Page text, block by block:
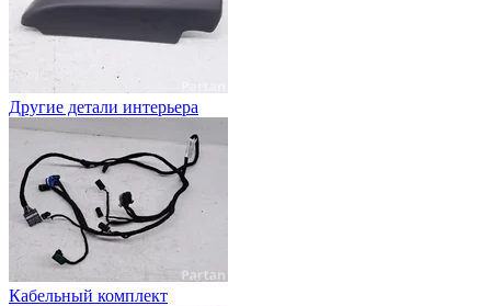
Другие детали интерьера
Кабельный комплект